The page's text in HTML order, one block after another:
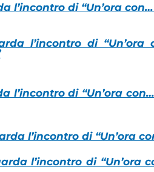
l’incontro di “Un’ora
l’incontro di
l’incontro di “Un’ora
l’incontro di “Un’ora
l’incontro di